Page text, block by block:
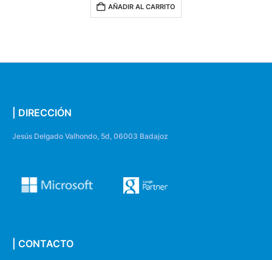
AÑADIR AL CARRITO
| DIRECCIÓN
Jesús Delgado Valhondo, 5d, 06003 Badajoz
| CONTACTO